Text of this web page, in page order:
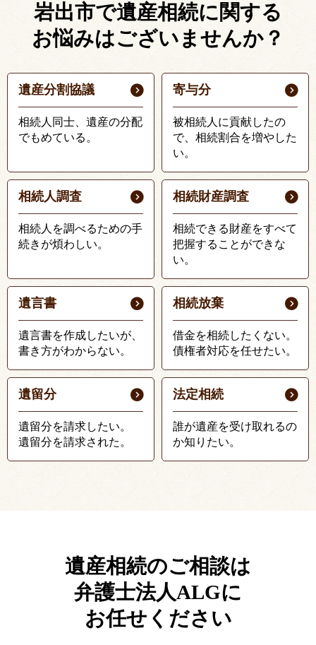
岩出市で遺産相続に関する
お悩みはございませんか？
遺産分割協議
相続人同士、遺産の分配
でもめている。
寄与分
被相続人に貢献したの
で、相続割合を増やした
い。
相続人調査
相続人を調べるための手
続きが煩わしい。
相続財産調査
相続できる財産をすべて
把握することができな
い。
遺言書
遺言書を作成したいが、
書き方がわからない。
相続放棄
借金を相続したくない。
債権者対応を任せたい。
遺留分
遺留分を請求したい。
遺留分を請求された。
法定相続
誰が遺産を受け取れるの
か知りたい。
遺産相続のご相談は
弁護士法人ALGに
お任せください